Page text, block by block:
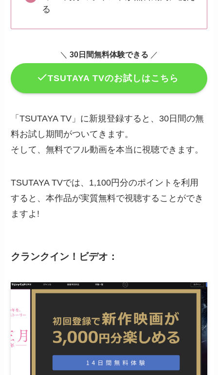
る
＼ 30日間無料体験できる ／
TSUTAYA TVのお試しはこちら
「TSUTAYA TV」に新規登録すると、30日間の無
料お試し期間がついてきます。
そして、無料でフル動画を本当に視聴できます。
TSUTAYA TVでは、1,100円分のポイントを利用
すると、本作品が実質無料で視聴することができ
ますよ!
クランクイン！ビデオ：